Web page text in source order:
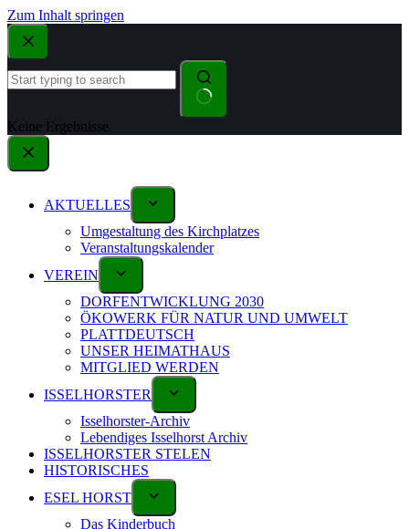
Zum Inhalt springen
Keine Ergebnisse
AKTUELLES
Umgestaltung des Kirchplatzes
Veranstaltungskalender
VEREIN
DORFENTWICKLUNG 2030
ÖKOWERK FÜR NATUR UND UMWELT
PLATTDEUTSCH
UNSER HEIMATHAUS
MITGLIED WERDEN
ISSELHORSTER
Isselhorster-Archiv
Lebendiges Isselhorst Archiv
ISSELHORSTER STELEN
HISTORISCHES
ESEL HORST
Das Kinderbuch